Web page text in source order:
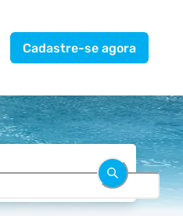
Cadastre-se agora